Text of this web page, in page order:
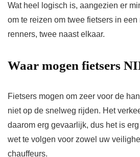
Wat heel logisch is, aangezien er
om te reizen om twee fietsers in
renners, twee naast elkaar.
Waar mogen fietsers
Fietsers mogen om zeer voor de
niet op de snelweg rijden. Het
daarom erg gevaarlijk, dus het is
wet te volgen voor zowel uw
chauffeurs.